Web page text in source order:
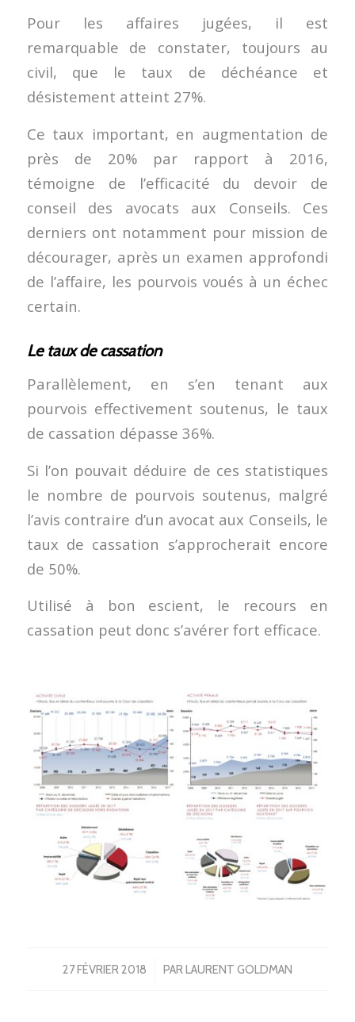
Pour les affaires jugées, il est
remarquable de constater, toujours au
civil, que le taux de déchéance et
désistement atteint 27%.
Ce taux important, en augmentation de
près de 20% par rapport à 2016,
témoigne de l’efficacité du devoir de
conseil des avocats aux Conseils. Ces
derniers ont notamment pour mission de
décourager, après un examen approfondi
de l’affaire, les pourvois voués à un échec
certain.
Le taux de cassation
Parallèlement, en s’en tenant aux
pourvois effectivement soutenus, le taux
de cassation dépasse 36%.
Si l’on pouvait déduire de ces statistiques
le nombre de pourvois soutenus, malgré
l’avis contraire d’un avocat aux Conseils, le
taux de cassation s’approcherait encore
de 50%.
Utilisé à bon escient, le recours en
cassation peut donc s’avérer fort efficace.
27 FÉVRIER 2018
/ PARLAURENT GOLDMAN